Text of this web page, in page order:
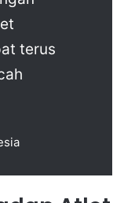
terus